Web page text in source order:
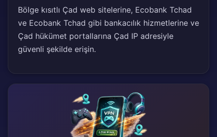
Bölge kısıtlı Çad web sitelerine, Ecobank Tchad
ve Ecobank Tchad gibi bankacılık hizmetlerine ve
Çad hükümet portallarına Çad IP adresiyle
güvenli şekilde erişin.